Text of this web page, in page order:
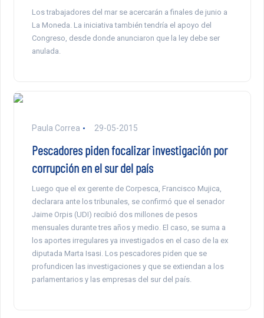
Los trabajadores del mar se acercarán a finales de junio a
La Moneda. La iniciativa también tendría el apoyo del
Congreso, desde donde anunciaron que la ley debe ser
anulada.
Paula Correa 29-05-2015
Pescadores piden focalizar investigación por
corrupción en el sur del país
Luego que el ex gerente de Corpesca, Francisco Mujica,
declarara ante los tribunales, se confirmó que el senador
Jaime Orpis (UDI) recibió dos millones de pesos
mensuales durante tres años y medio. El caso, se suma a
los aportes irregulares ya investigados en el caso de la ex
diputada Marta Isasi. Los pescadores piden que se
profundicen las investigaciones y que se extiendan a los
parlamentarios y las empresas del sur del país.